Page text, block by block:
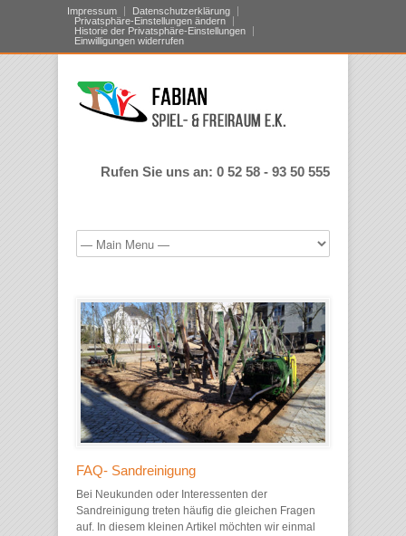
Impressum
Datenschutzerklärung
Privatsphäre-Einstellungen ändern
Historie der Privatsphäre-Einstellungen
Einwilligungen widerrufen
Rufen Sie uns an: 0 52 58 - 93 50 555
FAQ- Sandreinigung
Bei Neukunden oder Interessenten der
Sandreinigung treten häufig die gleichen Fragen
auf. In diesem kleinen Artikel möchten wir einmal